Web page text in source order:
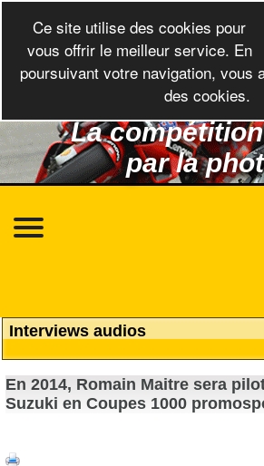
La
par la
Interviews audios
En 2014, Romain Maitre sera
Suzuki en Coupes 1000
Ce site utilise des cookies pour
vous offrir le meilleur service. En
poursuivant votre navigation, vous
des cookies.